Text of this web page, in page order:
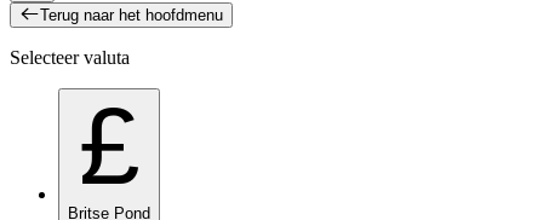
Terug naar het hoofdmenu
Selecteer valuta
£
Britse Pond